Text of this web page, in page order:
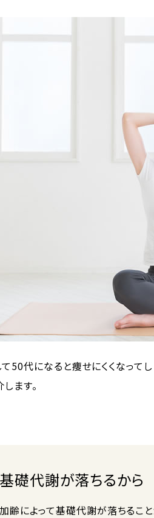
て50代になると痩せにくくなって
ます。
基礎代謝が落ちるから
加齢によって基礎代謝が落ちるこ